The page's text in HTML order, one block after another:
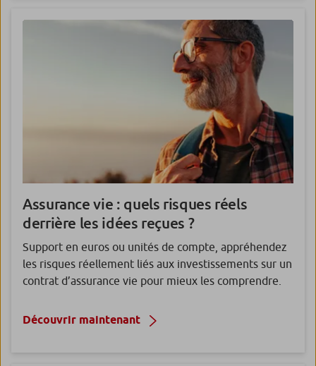
Assurance vie : quels risques réels
derrière les idées reçues ?
Support en euros ou unités de compte, appréhendez
les risques réellement liés aux investissements sur un
contrat d’assurance vie pour mieux les comprendre.
Découvrir maintenant